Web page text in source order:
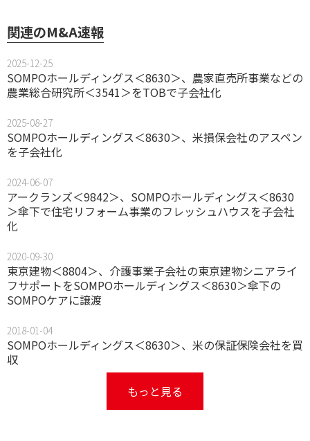
関連のM&A速報
2025-12-25
SOMPOホールディングス＜8630＞、農家直売所事業などの
農業総合研究所＜3541＞をTOBで子会社化
2025-08-27
SOMPOホールディングス＜8630＞、米損保会社のアスペン
を子会社化
2024-06-07
アークランズ＜9842＞、SOMPOホールディングス＜8630
＞傘下で住宅リフォーム事業のフレッシュハウスを子会社
化
2020-09-30
東京建物＜8804＞、介護事業子会社の東京建物シニアライ
フサポートをSOMPOホールディングス＜8630＞傘下の
SOMPOケアに譲渡
2018-01-04
SOMPOホールディングス＜8630＞、米の保証保険会社を買
収
もっと見る